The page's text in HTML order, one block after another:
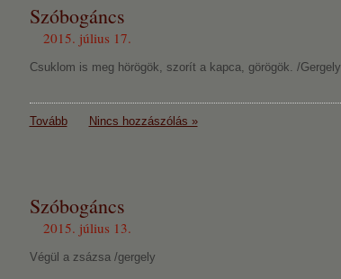
Szóbogáncs
2015. július 17.
Csuklom is meg hörögök, szorít a kapca, görögök. /Gergely
Tovább Nincs hozzászólás »
Szóbogáncs
2015. július 13.
Végül a zsázsa /gergely